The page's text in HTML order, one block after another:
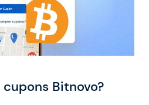
cupons Bitnovo?